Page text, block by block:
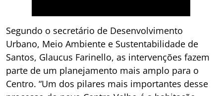
Segundo o secretário de Desenvolvimento
Urbano, Meio Ambiente e Sustentabilidade de
Santos, Glaucus Farinello, as intervenções fazem
parte de um planejamento mais amplo para o
Centro. “Um dos pilares mais importantes desse